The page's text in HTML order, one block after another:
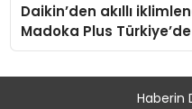
Daikin’den akıllı
Madoka Plus Türkiye’de
Haberin